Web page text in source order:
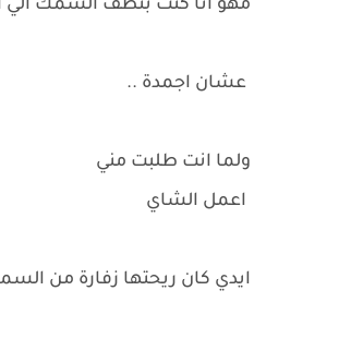
مهو انا كنت بنظف السمك الي
عشان اجمدة ..
ولما انت طلبت مني
اعمل الشاي
ايدي كان ريحتها زفارة من